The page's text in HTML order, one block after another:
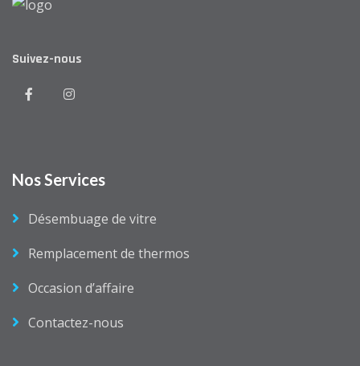
Suivez-nous
Nos Services
Désembuage de vitre
Remplacement de thermos
Occasion d’affaire
Contactez-nous